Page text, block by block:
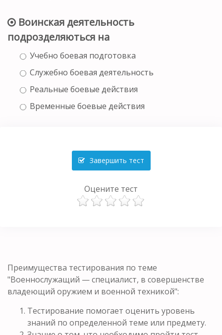
Воинская деятельность
подрозделяються на
Учебно боевая подготовка
Служебно боевая деятельность
Реальные боевые действия
Временные боевые действия
Завершить тест
Оцените тест
Преимущества тестирования по теме
"Военнослужащий — специалист, в совершенстве
владеющий оружием и военной техникой":
Тестирование помогает оценить уровень
знаний по определенной теме или предмету.